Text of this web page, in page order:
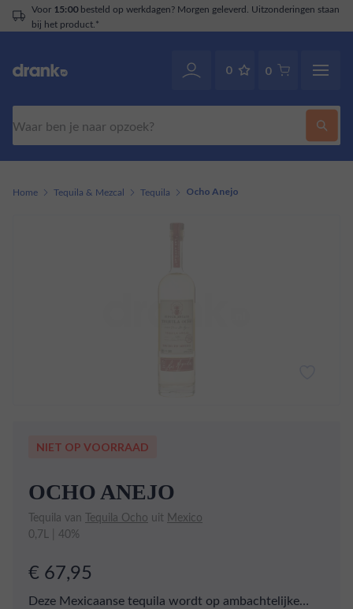
Voor 15:00besteld op werkdagen? Morgen geleverd. Uitzonderingen staan
bij het product.*
0 0
Home Tequila & Mezcal Tequila Ocho Anejo
NIET OP VOORRAAD
OCHO ANEJO
Tequila van Tequila Ocho uit Mexico
0,7L | 40%
€ 67,95
Deze Mexicaanse tequila wordt op ambachtelijke